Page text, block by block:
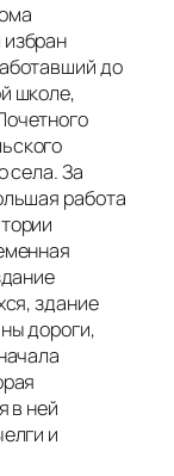
до
школе,
села. За
работа
здание
дороги,
в ней
и